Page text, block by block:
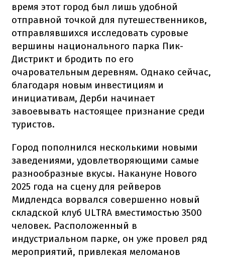
время этот город был лишь удобной
отправной точкой для путешественников,
отправлявшихся исследовать суровые
вершины национального парка Пик-
Дистрикт и бродить по его
очаровательным деревням. Однако сейчас,
благодаря новым инвестициям и
инициативам, Дерби начинает
завоевывать настоящее признание среди
туристов.
Город пополнился несколькими новыми
заведениями, удовлетворяющими самые
разнообразные вкусы. Накануне Нового
2025 года на сцену для рейверов
Мидлендса ворвался совершенно новый
складской клуб ULTRA вместимостью 3500
человек. Расположенный в
индустриальном парке, он уже провел ряд
мероприятий, привлекая меломанов